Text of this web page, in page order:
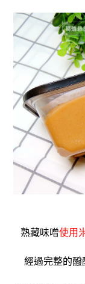
熟藏味噌使用
經過完整的醱